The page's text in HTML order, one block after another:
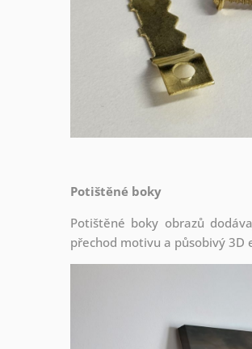
Potištěné boky
Potištěné boky obrazů
přechod motivu a působivý 3D